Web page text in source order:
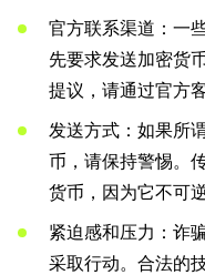
官方联系渠道：一
先要求发送加密货
提议，请通过官方
发送方式：如果所
币，请保持警惕。
货币，因为它不可
紧迫感和压力：诈
采取行动。合法的